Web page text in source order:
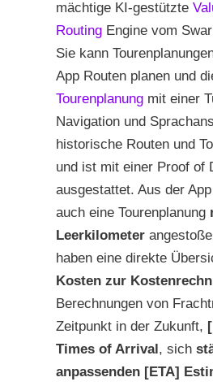
mächtige KI-gestützte
RoutingEngine vom
Sie kann
App Routen planen und
Tourenplanungmit einer
Navigation und
historische Routen und
und ist mit einer Proof of
ausgestattet. Aus der
auch eine Tourenplanung
Leerkilometer
haben eine direkte
Kosten zur
Berechnungen von
Zeitpunkt in der Zukunft,
Times of Arrival, sich
anpassenden [ETA]